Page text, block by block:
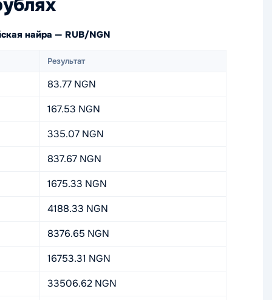
найра — RUB/NGN
Результат
83.77 NGN
167.53 NGN
335.07 NGN
837.67 NGN
1675.33 NGN
4188.33 NGN
8376.65 NGN
16753.31 NGN
33506.62 NGN